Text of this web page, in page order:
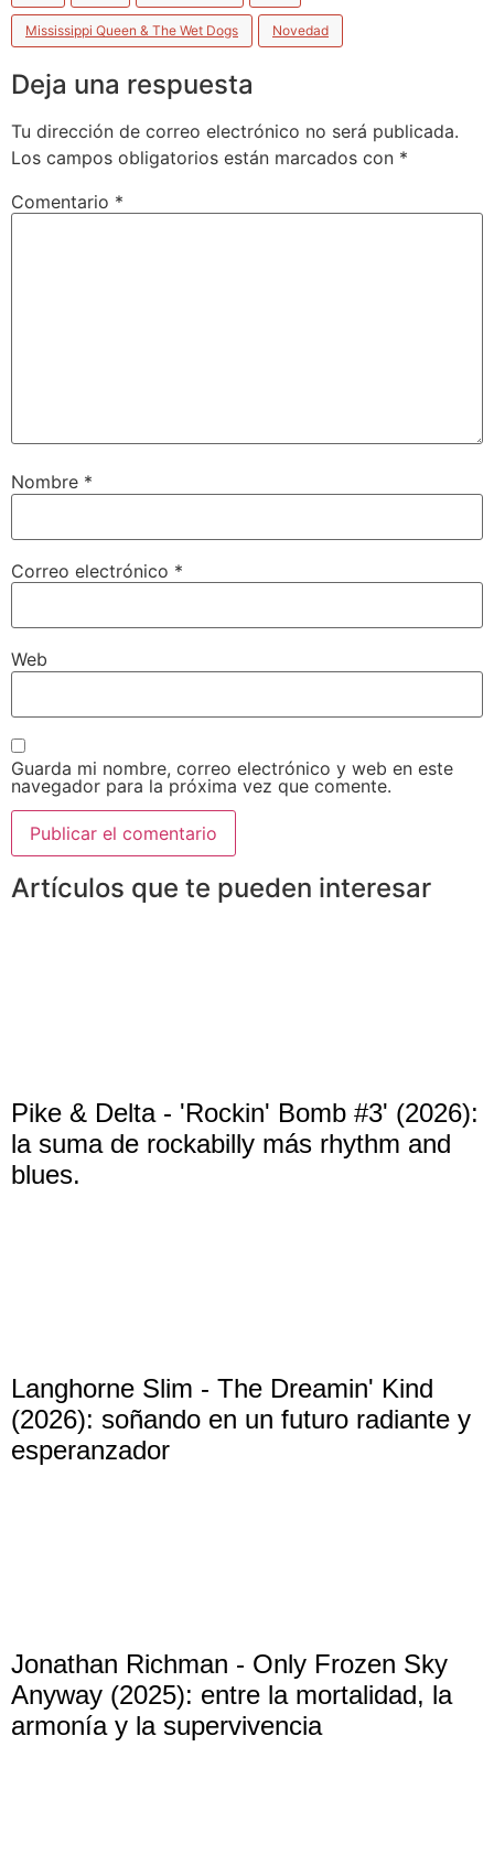
Mississippi Queen & The Wet Dogs Novedad
Deja una respuesta
Tu dirección de correo electrónico no será publicada.
Los campos obligatorios están marcados con *
Comentario *
Nombre *
Correo electrónico *
Web
Guarda mi nombre, correo electrónico y web en este
navegador para la próxima vez que comente.
Artículos que te pueden interesar
Pike & Delta - 'Rockin' Bomb #3' (2026):
la suma de rockabilly más rhythm and
blues.
Langhorne Slim - The Dreamin' Kind
(2026): soñando en un futuro radiante y
esperanzador
Jonathan Richman - Only Frozen Sky
Anyway (2025): entre la mortalidad, la
armonía y la supervivencia